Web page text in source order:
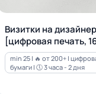
Визитки на
[цифровая печать,
min 25 | 🔥 от 200+ |
бумаги | 🕔 3 часа - 2 дня